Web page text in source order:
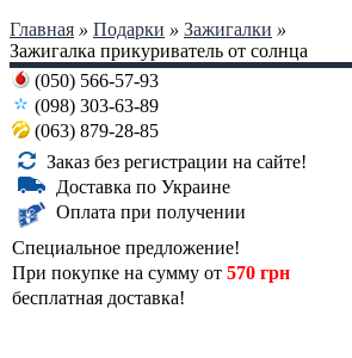
Главная » Подарки » Зажигалки »
Зажигалка прикуриватель от солнца
(050) 566-57-93
(098) 303-63-89
(063) 879-28-85
Заказ без регистрации на сайте!
Доставка по Украине
Оплата при получении
Специальное предложение!
При покупке на сумму от 570 грн
бесплатная доставка!